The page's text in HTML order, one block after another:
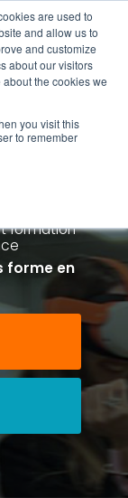
are used to
and allow us to
and customize
about our visitors
the cookies we
you visit this
to remember
gratuit
et
2015
formation
forme en